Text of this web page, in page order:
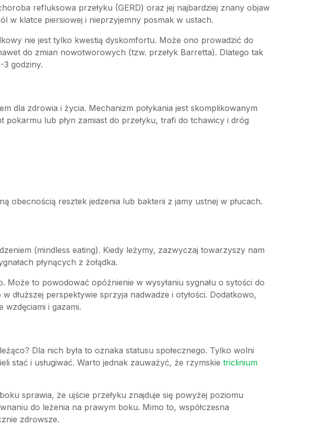
refluksowa przełyku (GERD) oraz jej najbardziej znany objaw
w klatce piersiowej i nieprzyjemny posmak w ustach.
nie jest tylko kwestią dyskomfortu. Może ono prowadzić do
do zmian nowotworowych (tzw. przełyk Barretta). Dlatego tak
3 godziny.
dla zdrowia i życia. Mechanizm połykania jest skomplikowanym
lub płyn zamiast do przełyku, trafi do tchawicy i dróg
obecnością resztek jedzenia lub bakterii z jamy ustnej w płucach.
(mindless eating). Kiedy leżymy, zazwyczaj towarzyszy nam
płynących z żołądka.
Może to powodować opóźnienie w wysyłaniu sygnału o sytości do
dłuższej perspektywie sprzyja nadwadze i otyłości. Dodatkowo,
wzdęciami i gazami.
Dla nich była to oznaka statusu społecznego. Tylko wolni
stać i usługiwać. Warto jednak zauważyć, że rzymskie triclinium
sprawia, że ujście przełyku znajduje się powyżej poziomu
do leżenia na prawym boku. Mimo to, współczesna
zdrowsze.